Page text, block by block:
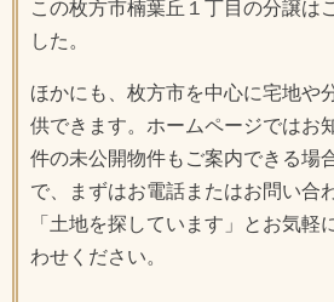
この枚方市楠葉丘１丁目の分譲は
した。
ほかにも、枚方市を中心に宅地や
供できます。ホームページではお
件の未公開物件もご案内できる場
で、まずはお電話またはお問い合
「土地を探しています」とお気軽
わせください。